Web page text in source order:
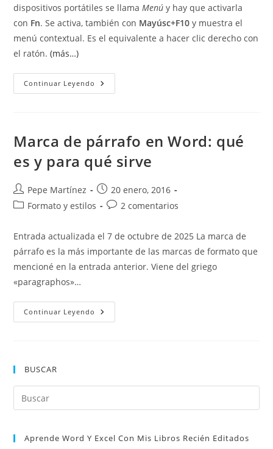
dispositivos portátiles se llamaMenú y hay que activarla
con Fn. Se activa, también con Mayúsc+F10 y muestra el
menú contextual. Es el equivalente a hacer clic derecho con
el ratón.(más…)
Continuar Leyendo La
Tecla
Marca de párrafo en Word: qué
es y para qué sirve
Autor
de
Pepe Martínez
Publicación
de
20 enero, 2016
Categoría
la
entrada:
Formato y estilos
Comentarios
la
entrada:
2 comentarios
Entrada actualizada el 7 de octubre de 2025 La marca de
párrafo es la más importante de las marcas de formato que
mencioné en la entrada anterior. Viene del griego
«paragraphos»…
Continuar Leyendo Marca
De
Qué
BUSCAR
Aprende Word Y Excel Con Mis Libros Recién Editados